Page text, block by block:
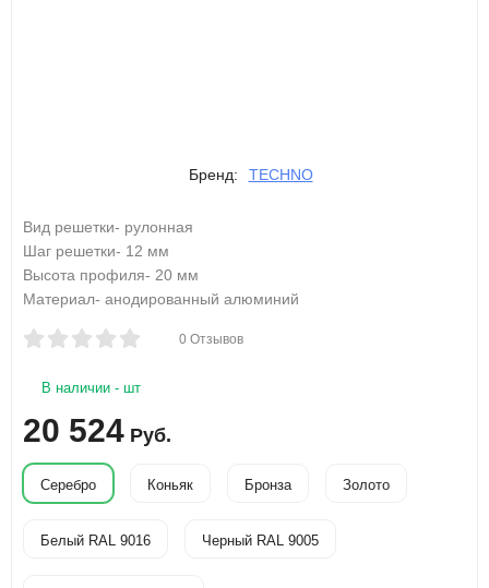
Бренд: TECHNO
Вид решетки- рулонная
Шаг решетки- 12 мм
Высота профиля- 20 мм
Материал- анодированный алюминий
0 Отзывов
В наличии - шт
20 524 Руб.
Серебро Коньяк Бронза Золото
Белый RAL 9016 Черный RAL 9005